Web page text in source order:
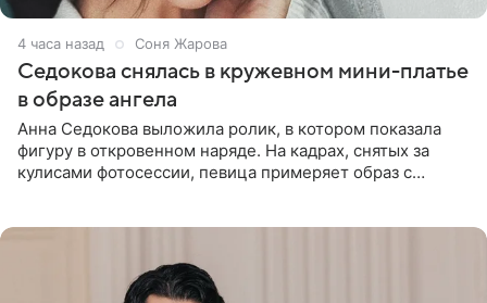
4 часа назад Соня Жарова
Седокова снялась в кружевном мини-платье
в образе ангела
Анна Седокова выложила ролик, в котором показала
фигуру в откровенном наряде. На кадрах, снятых за
кулисами фотосессии, певица примеряет образ с